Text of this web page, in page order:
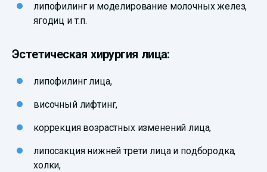
липофилинг и моделирование молочных желез,
ягодиц и т.п.
Эстетическая хирургия лица:
липофилинг лица,
височный лифтинг,
коррекция возрастных изменений лица,
липосакция нижней трети лица и подбородка,
холки,